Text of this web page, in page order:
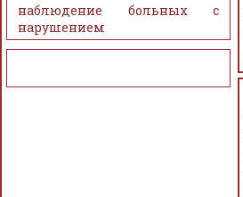
наблюдение больных с
нарушением